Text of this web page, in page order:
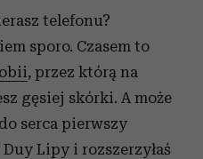
telefonu?
sporo. Czasem to
, przez którą na
gęsiej skórki. A może
serca pierwszy
Lipy i rozszerzyłaś